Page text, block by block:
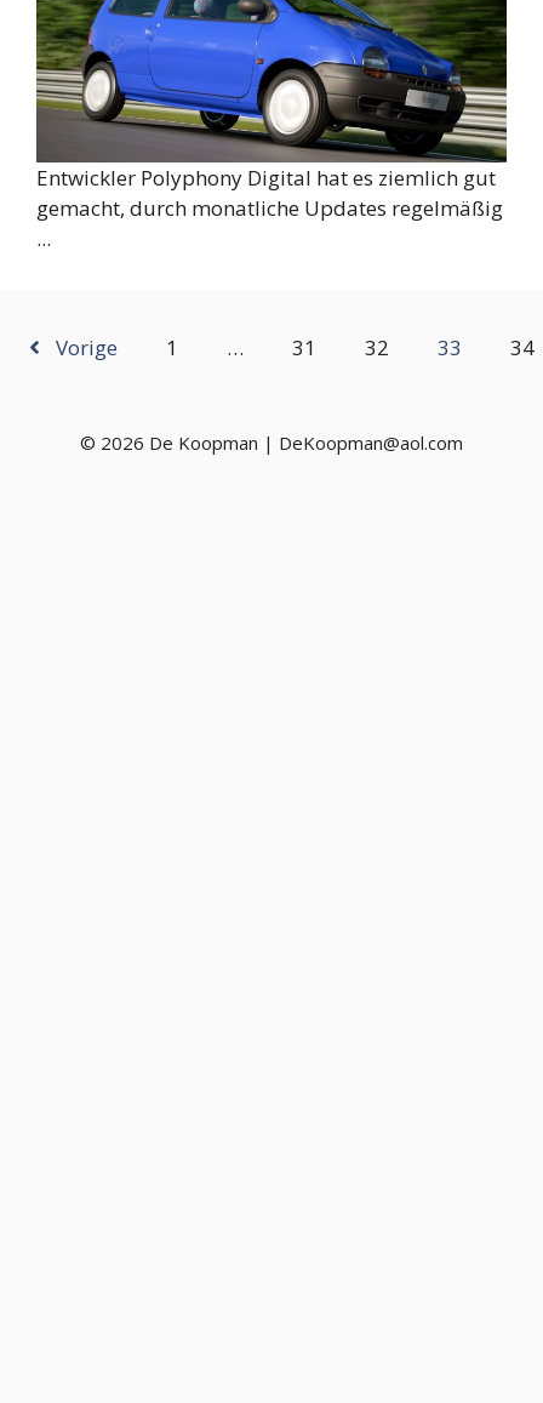
Entwickler Polyphony Digital hat es ziemlich gut
gemacht, durch monatliche Updates regelmäßig
...
Vorige 1 … 31 32 33 34
© 2026 De Koopman | DeKoopman@aol.com